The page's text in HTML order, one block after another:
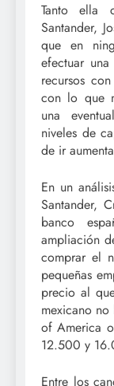
Tanto ella
Santander,
que en
efectuar
recursos
con lo que
una
niveles de
de ir
En un
Santander,
banco
ampliación
comprar el
pequeñas
precio al
mexicano
of America
12.500 y
Entre los